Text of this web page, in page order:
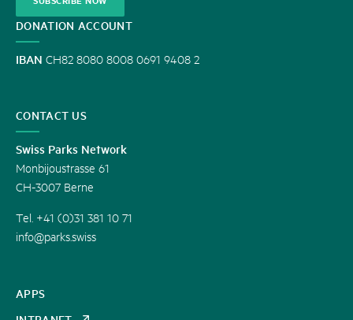
APPS
DONATION ACCOUNT
IBAN CH82 8080 8008 0691 9408 2
CONTACT US
Swiss Parks Network
Monbijoustrasse 61
CH-3007 Berne
Tel. +41 (0)31 381 10 71
info@parks.swiss